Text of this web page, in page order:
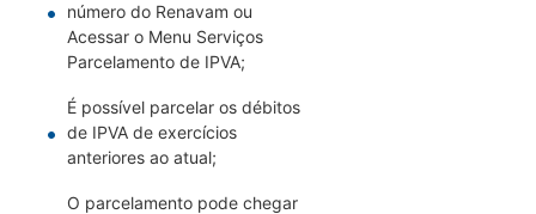
número do Renavam ou
Acessar o Menu Serviços
Parcelamento de IPVA;
É possível parcelar os débitos
de IPVA de exercícios
anteriores ao atual;
O parcelamento pode chegar